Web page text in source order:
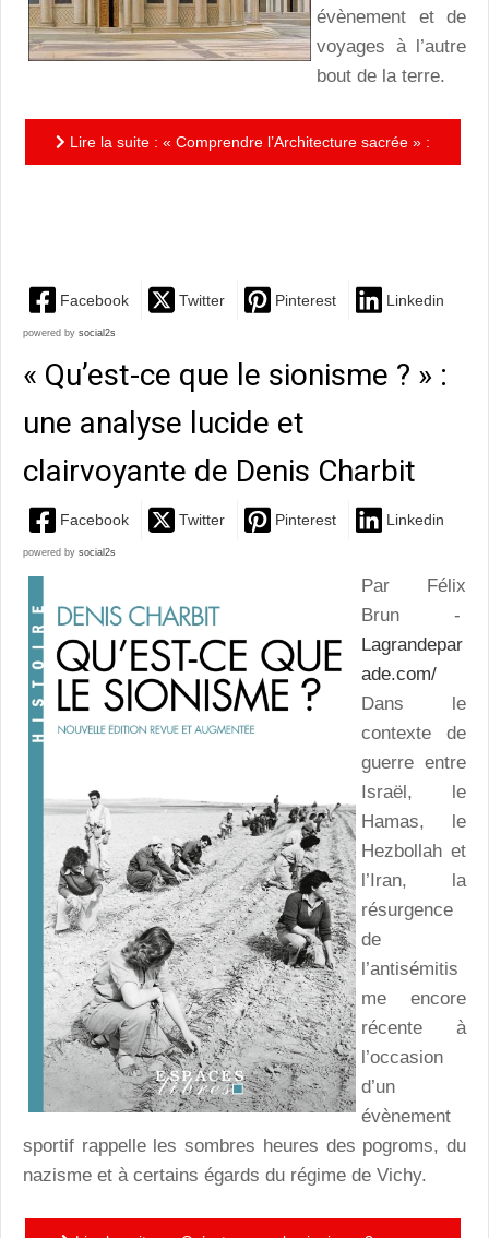
évènement et de
voyages à l’autre
bout de la terre.
Lire la suite : « Comprendre l’Architecture sacrée » :
Facebook Twitter Pinterest Linkedin
powered by social2s
« Qu’est-ce que le sionisme ? » :
une analyse lucide et
clairvoyante de Denis Charbit
Facebook Twitter Pinterest Linkedin
powered by social2s
Par Félix
Brun -
Lagrandepar
ade.com/
Dans le
contexte de
guerre entre
Israël, le
Hamas, le
Hezbollah et
l’Iran, la
résurgence
de
l’antisémitis
me encore
récente à
l’occasion
d’un
évènement
sportif rappelle les sombres heures des pogroms, du
nazisme et à certains égards du régime de Vichy.